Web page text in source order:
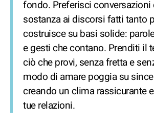
fondo. Preferisci conversazioni
sostanza ai discorsi fatti tanto
costruisce su basi solide:
e gesti che contano. Prenditi il
ciò che provi, senza fretta e
modo di amare poggia su
creando un clima rassicurante
tue relazioni.